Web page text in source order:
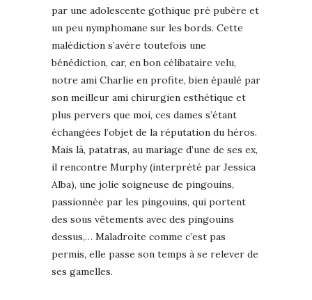
par une adolescente gothique pré pubère et
un peu nymphomane sur les bords. Cette
malédiction s’avère toutefois une
bénédiction, car, en bon célibataire velu,
notre ami Charlie en profite, bien épaulé par
son meilleur ami chirurgien esthétique et
plus pervers que moi, ces dames s’étant
échangées l’objet de la réputation du héros.
Mais là, patatras, au mariage d’une de ses ex,
il rencontre Murphy (interprété par Jessica
Alba), une jolie soigneuse de pingouins,
passionnée par les pingouins, qui portent
des sous vêtements avec des pingouins
dessus,… Maladroite comme c’est pas
permis, elle passe son temps à se relever de
ses gamelles.